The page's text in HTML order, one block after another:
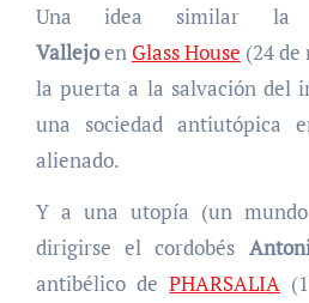
Una idea similar
Vallejoen Glass House (24 de
la puerta a la salvación del
una sociedad antiutópica
alienado.
Y a una utopía (un
dirigirse el cordobés
antibélico dePHARSALIA